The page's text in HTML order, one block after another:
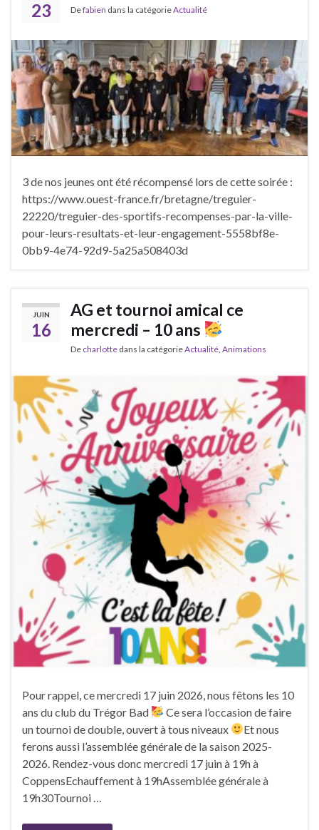
23 Defabien dans la catégorieActualité
3 de nos jeunes ont été récompensé lors de cette soirée :
https://www.ouest-france.fr/bretagne/treguier-
22220/treguier-des-sportifs-recompenses-par-la-ville-
pour-leurs-resultats-et-leur-engagement-5558bf8e-
0bb9-4e74-92d9-5a25a508403d
JUIN
16
AG et tournoi amical ce
mercredi – 10 ans
De charlotte dans la catégorieActualité Animations
Pour rappel, ce mercredi 17 juin 2026, nous fêtons les 10
ans du club du Trégor Bad
Ce sera l’occasion de faire
un tournoi de double, ouvert à tous niveaux
Et nous
ferons aussi l’assemblée générale de la saison 2025-
2026. Rendez-vous donc mercredi 17 juin à 19h à
CoppensEchauffement à 19hAssemblée générale à
19h30Tournoi …